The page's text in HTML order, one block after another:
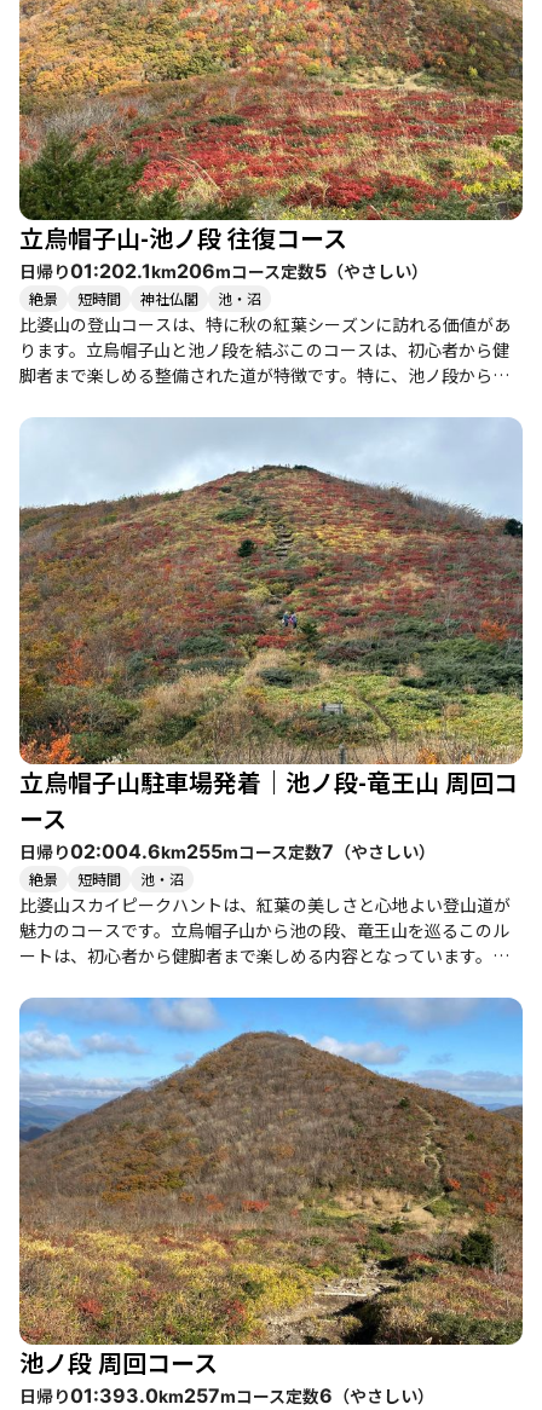
山者たちは、雪の中での達成感や冒険感を味わいながら、時には
心折れそうになりながらも仲間と励まし合い、無事に目的地に到
達する喜びを感じています。 このコースは初心者から健脚者まで
楽しめるため、家族連れや友人同士での登山にもおすすめです。
ただし、冬季は雪が深くなるため、しっかりとした装備が必要で
す。また、道が見えにくくなることもあるため、ルートファイン
ディングのスキルも求められます。 周辺には、温泉や地元のグル
メも楽しめるスポットが点在しており、登山後のリフレッシュに
も最適です。特に、庄原市のリストアステーションでは、地元の
美味しい料理を味わうことができ、登山の疲れを癒してくれま
す。 立烏帽子山と池ノ段は、自然の美しさと登山の楽しさを存分
に味わえる場所です。季節ごとの魅力を感じながら、ぜひ訪れて
みてください。
立烏帽子山-池ノ段 往復コース
日帰り01:202.1km206mコース定数5 （やさしい）
絶景 短時間 神社仏閣 池・沼
比婆山の登山コースは、特に秋の紅葉シーズンに訪れる価値があ
ります。立烏帽子山と池ノ段を結ぶこのコースは、初心者から健
脚者まで楽しめる整備された道が特徴です。特に、池ノ段からの
観は、まさに「神のカーペット」と称されるにふさわしいもので
される瞬間が多く語られています。特に、立烏帽子山からの景色
は圧巻で、晴れた日には遠くの大山や吾妻山も望むことができま
す。紅葉のピーク時期には、池ノ段の周辺は多くの人で賑わい、
カメラを手にした訪問者が秋の美しさを収めようとしています。
このコースは、特に秋に訪れると、色とりどりの紅葉を楽しむこ
とができ、また、ススキの穂が輝く様子も見逃せません。登山道
は整備されており、アクセスも良好ですが、狭い道が多いため、
運転には注意が必要です。特に週末は混雑することがあるため、
早めの出発をおすすめします。 周辺には、温泉や地元の美味しい
グルメスポットも点在しており、登山後の楽しみも豊富です。特
に、奥出雲の蕎麦は多くの登山者に人気で、登山の疲れを癒すの
にぴったりです。紅葉の美しい時期に、ぜひこのコースを訪れ
て、心温まる体験をしてみてはいかがでしょうか。
立烏帽子山駐車場発着｜池ノ段-竜王山 周回コ
ース
日帰り02:004.6km255mコース定数7 （やさしい）
絶景 短時間 池・沼
比婆山スカイピークハントは、紅葉の美しさと心地よい登山道が
魅力のコースです。立烏帽子山から池の段、竜王山を巡るこのル
ートは、初心者から健脚者まで楽しめる内容となっています。特
ブナやナラの木々とともに、色とりどりの景観が広がります。 登
山者たちの体験談によれば、立烏帽子の駐車場は早朝は空いてい
ますが、日中は混雑することが多いので、早めの出発をおすすめ
します。道は整備されており、歩きやすいですが、特に立烏帽子
からの道は離合が難しい場所もあるため、注意が必要です。登山
中は、時折霧や雨に見舞われることもありますが、晴れ間が見え
ると、比婆山連峰の素晴らしい眺望が楽しめます。 また、コース
の途中には、ススキや秋の花々が点在しており、自然の美しさを
感じながらのハイキングが楽しめます。登山後には、近くの蕎麦
処や温泉でのリフレッシュもおすすめです。特に比和温泉は清潔
感があり、リーズナブルな価格で利用できるため、登山の疲れを
癒すのに最適です。 このコースは、友人や家族と一緒に楽しむの
にぴったりで、特に紅葉の時期には多くの登山者で賑わいます。
秋の風情を感じながら、心地よい登山体験をぜひ味わってみてく
ださい。
池ノ段 周回コース
日帰り01:393.0km257mコース定数6 （やさしい）